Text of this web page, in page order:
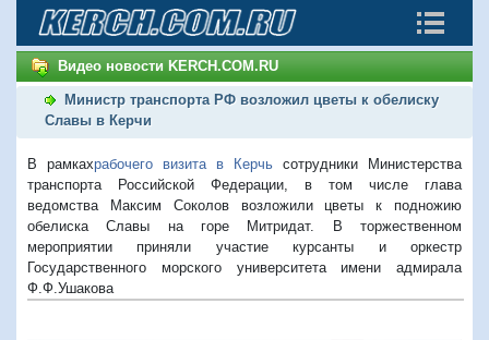
Видео новости KERCH.COM.RU
Министр транспорта РФ возложил цветы к обелиску
Славы в Керчи
В рамкахрабочего визита в Керчь сотрудники Министерства
транспорта Российской Федерации, в том числе глава
ведомства Максим Соколов возложили цветы к подножию
обелиска Славы на горе Митридат. В торжественном
мероприятии приняли участие курсанты и оркестр
Государственного морского университета имени адмирала
Ф.Ф.Ушакова